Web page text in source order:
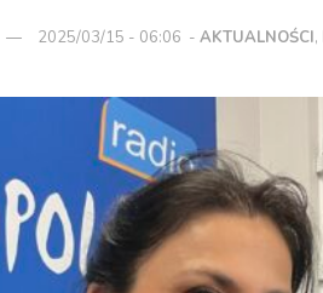
2025/03/15 - 06:06 - AKTUALNOŚCI,